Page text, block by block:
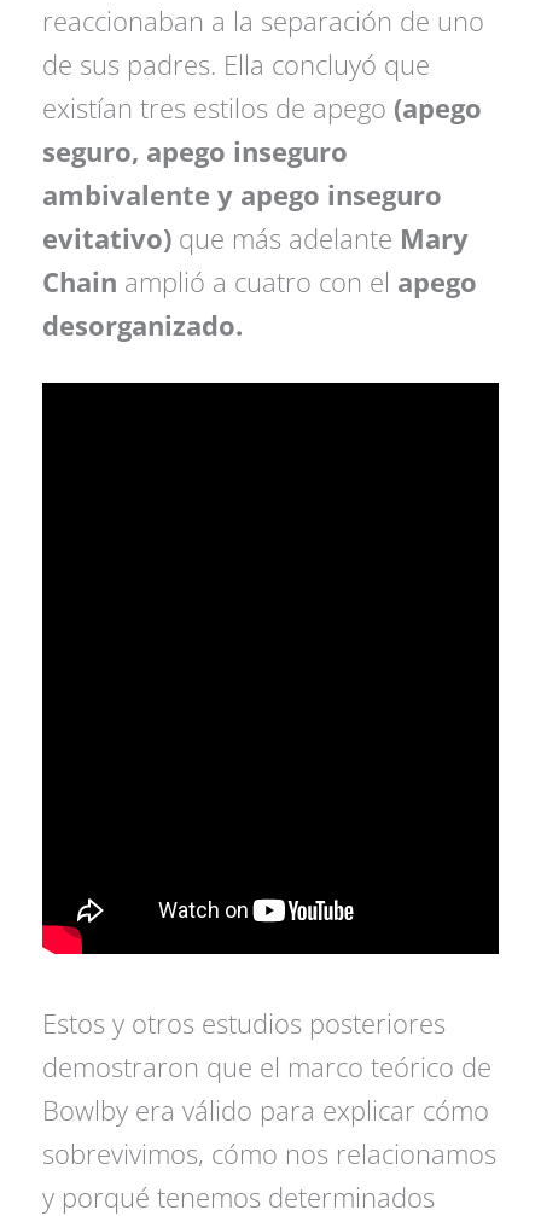
reaccionaban a la separación de uno
de sus padres. Ella concluyó que
existían tres estilos de apego (apego
seguro, apego inseguro
ambivalente y apego inseguro
evitativo) que más adelante Mary
Chain amplió a cuatro con el apego
desorganizado.
Estos y otros estudios posteriores
demostraron que el marco teórico de
Bowlby era válido para explicar cómo
sobrevivimos, cómo nos relacionamos
y porqué tenemos determinados